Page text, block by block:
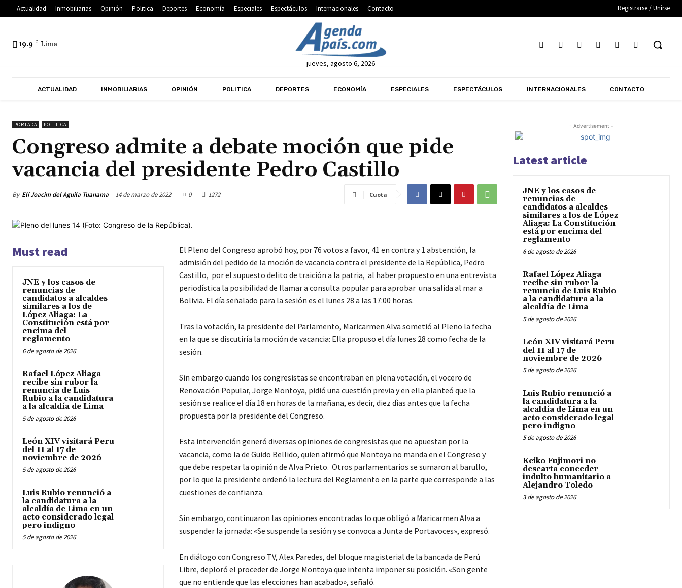
Actualidad Inmobiliarias Opinión Politica Deportes Economía Especiales Espectáculos Internacionales Contacto Registrarse / Unirse
19.9 C Lima
jueves, agosto 6, 2026
ACTUALIDAD INMOBILIARIAS OPINIÓN POLITICA DEPORTES ECONOMÍA ESPECIALES ESPECTÁCULOS INTERNACIONALES CONTACTO
PORTADA POLITICA
Congreso admite a debate moción que pide
vacancia del presidente Pedro Castillo
By Elí Joacim del Aguila Tuanama 14 de marzo de 2022 0 1272 Cuota
Must read
JNE y los casos de
renuncias de
candidatos a alcaldes
similares a los de
López Aliaga: La
Constitución está por
encima del
reglamento
6 de agosto de 2026
Rafael López Aliaga
recibe sin rubor la
renuncia de Luis
Rubio a la candidatura
a la alcaldía de Lima
5 de agosto de 2026
León XIV visitará Peru
del 11 al 17 de
noviembre de 2026
5 de agosto de 2026
Luis Rubio renunció a
la candidatura a la
alcaldía de Lima en un
acto considerado legal
pero indigno
5 de agosto de 2026
El Pleno del Congreso aprobó hoy, por 76 votos a favor, 41 en contra y 1 abstención, la
admisión del pedido de la moción de vacancia contra el presidente de la República, Pedro
Castillo, por el supuesto delito de traición a la patria, al haber propuesto en una entrevista
periodística la posibilidad de llamar a consulta popular para aprobar una salida al mar a
Bolivia. El día señalado para la sesión es el lunes 28 a las 17:00 horas.
Tras la votación, la presidente del Parlamento, Maricarmen Alva sometió al Pleno la fecha
en la que se discutiría la moción de vacancia: Ella propuso el día lunes 28 como fecha de la
sesión.
Sin embargo cuando los congresistas se encontraban en plena votación, el vocero de
Renovación Popular, Jorge Montoya, pidió una cuestión previa y en ella planteó que la
sesión se realice el día 18 en horas de la mañana, es decir, diez dìas antes que la fecha
propuesta por la presidente del Congreso.
Esta intervención generó diversas opiniones de congresistas que no apuestan por la
vacancia, como la de Guido Bellido, quien afirmó que Montoya no manda en el Congreso y
que debe respetar la opinión de Alva Prieto. Otros parlamentarios se sumaron al barullo,
por lo que la presidente ordenó la lectura del Reglamento en la parte que corresponde a las
cuestiones de confianza.
Sin embargo, continuaron las opiniones encontradas lo que obligó a Maricarmen Alva a
suspender la jornada: «Se suspende la sesión y se convoca a Junta de Portavoces», expresó.
En diálogo con Congreso TV, Alex Paredes, del bloque magisterial de la bancada de Perú
Libre, deploró el proceder de Jorge Montoya que intenta imponer su posición. «Son gente
que no entiende que las elecciones han acabado», señaló.
- Advertisement -
Latest article
JNE y los casos de
renuncias de
candidatos a alcaldes
similares a los de López
Aliaga: La Constitución
está por encima del
reglamento
6 de agosto de 2026
Rafael López Aliaga
recibe sin rubor la
renuncia de Luis Rubio
a la candidatura a la
alcaldía de Lima
5 de agosto de 2026
León XIV visitará Peru
del 11 al 17 de
noviembre de 2026
5 de agosto de 2026
Luis Rubio renunció a
la candidatura a la
alcaldía de Lima en un
acto considerado legal
pero indigno
5 de agosto de 2026
Keiko Fujimori no
descarta conceder
indulto humanitario a
Alejandro Toledo
3 de agosto de 2026